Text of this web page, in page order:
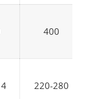
400
220-280